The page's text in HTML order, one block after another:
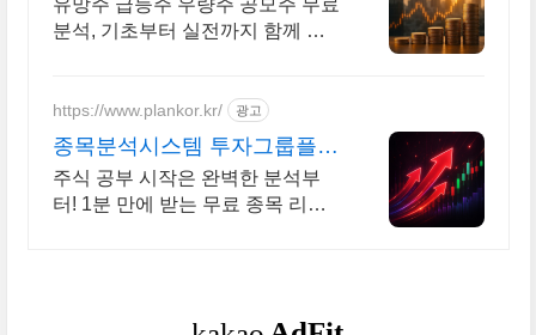
유망주 급등주 우량주 공모주 무료
분석, 기초부터 실전까지 함께 주
합니다
https://www.plankor.kr/ 광고
종목분석시스템 투자그룹플랜
가입즉시 무료리포트 100%
주식 공부 시작은 완벽한 분석부
터! 1분 만에 받는 무료 종목 리포